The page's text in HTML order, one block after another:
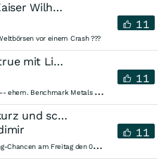
Traumtänzer Kaiser Wilhelm
vor einem Crash ???
11
Beitrag von itstrue mit Link.
T
hesis Gold -- ehem. Benchmark Metals -- ehem. Crystal Exploration
11
Halten wir es kurz und schmerzlos
T
ages-Trading-Chancen am Freitag den 02.10.2015
11